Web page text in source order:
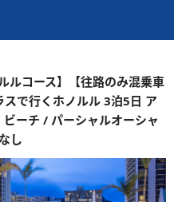
ルコース】【往路のみ混乗車
で行くホノルル 3泊5日 ア
ーチ / パーシャルオーシャ
し